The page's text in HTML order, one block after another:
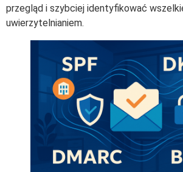
przegląd i szybciej identyfikować
uwierzytelnianiem.